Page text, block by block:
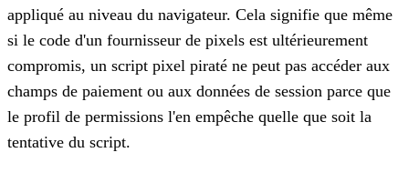
appliqué au niveau du navigateur. Cela signifie que même
si le code d'un fournisseur de pixels est ultérieurement
compromis, un script pixel piraté ne peut pas accéder aux
champs de paiement ou aux données de session parce que
le profil de permissions l'en empêche quelle que soit la
tentative du script.